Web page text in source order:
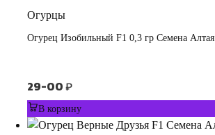
Огурцы
Огурец Изобильный F1 0,3 гр Семена Алтая
29-00₽
В корзину